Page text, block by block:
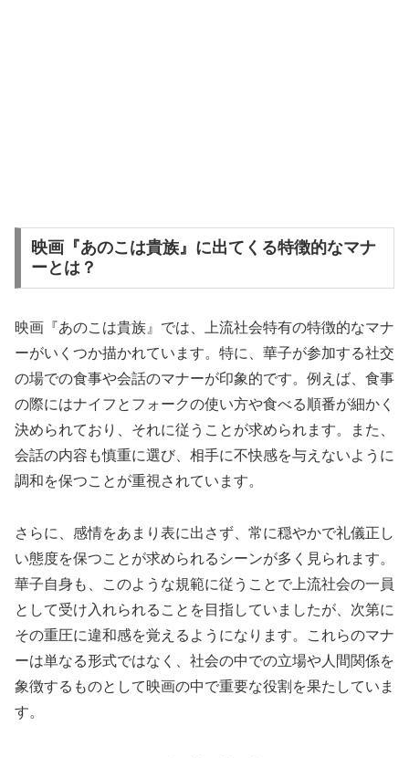
映画『あのこは貴族』に出てくる特徴的なマナ
ーとは？
映画『あのこは貴族』では、上流社会特有の特徴的なマナ
ーがいくつか描かれています。特に、華子が参加する社交
の場での食事や会話のマナーが印象的です。例えば、食事
の際にはナイフとフォークの使い方や食べる順番が細かく
決められており、それに従うことが求められます。また、
会話の内容も慎重に選び、相手に不快感を与えないように
調和を保つことが重視されています。
さらに、感情をあまり表に出さず、常に穏やかで礼儀正し
い態度を保つことが求められるシーンが多く見られます。
華子自身も、このような規範に従うことで上流社会の一員
として受け入れられることを目指していましたが、次第に
その重圧に違和感を覚えるようになります。これらのマナ
ーは単なる形式ではなく、社会の中での立場や人間関係を
象徴するものとして映画の中で重要な役割を果たしていま
す。